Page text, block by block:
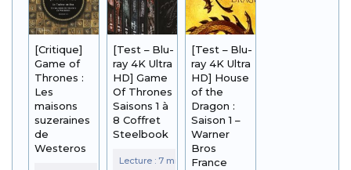
[Critique]
Game of
Thrones :
Les
maisons
suzeraines
de
Westeros
[Test – Blu-
ray 4K Ultra
HD] Game
Of Thrones
Saisons 1 à
8 Coffret
Steelbook
[Test – Blu-
ray 4K Ultra
HD] House
of the
Dragon :
Saison 1 –
Warner
Bros
France